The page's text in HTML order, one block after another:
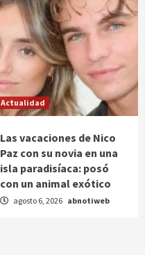
Actualidad
Las vacaciones de Nico
Paz con su novia en una
isla paradisíaca: posó
con un animal exótico
agosto 6, 2026 abnotiweb